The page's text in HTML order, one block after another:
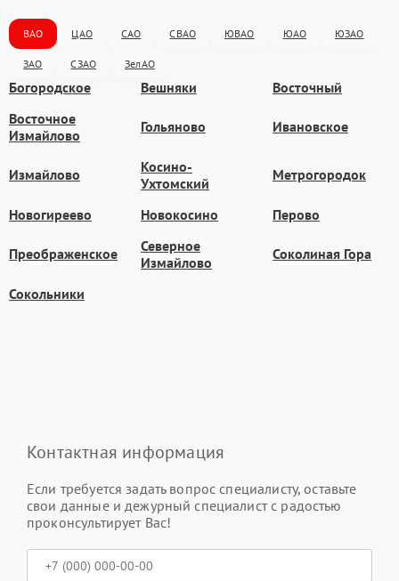
ВАО ЦАО САО СВАО ЮВАО ЮАО ЮЗАО
ЗАО СЗАО ЗелАО
Богородское Вешняки
Восточный
Восточное
Измайлово
Гольяново Ивановское
Измайлово
Косино-
Ухтомский
Метрогородок
Новогиреево Новокосино Перово
Преображенское
Северное
Измайлово
Соколиная Гора
Сокольники
Контактная информация
Если требуется задать вопрос специалисту, оставьте
свои данные и дежурный специалист с радостью
проконсультирует Вас!